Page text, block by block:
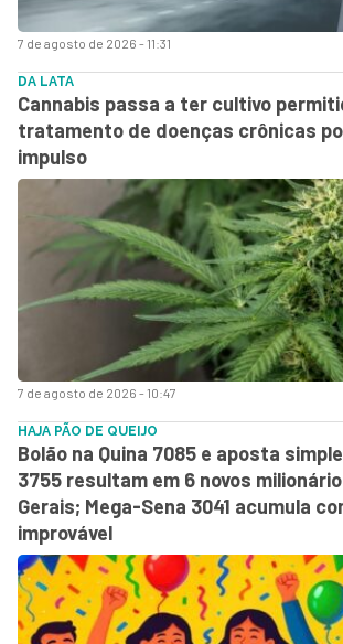
7 de agosto de 2026 - 11:31
7 de agosto de 2026 - 10:47
DA LATA
Cannabis passa a ter cultivo
tratamento de doenças crônicas
impulso
HAJA PÃO DE QUEIJO
Bolão na Quina 7085 e aposta
3755 resultam em 6 novos
Gerais; Mega-Sena 3041 acumula
improvável